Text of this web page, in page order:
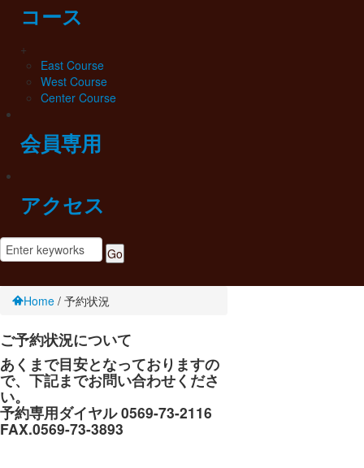
コース
+
East Course
West Course
Center Course
会員専用
アクセス
Home / 予約状況
ご予約状況について
あくまで目安となっておりますの
で、下記までお問い合わせくださ
い。
予約専用ダイヤル 0569-73-2116
FAX.0569-73-3893